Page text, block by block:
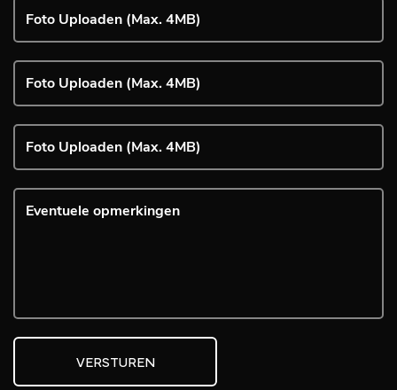
Foto Uploaden (Max. 4MB)
Foto Uploaden (Max. 4MB)
Foto Uploaden (Max. 4MB)
VERSTUREN